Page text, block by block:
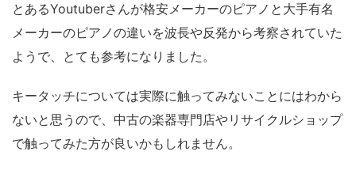
とあるYoutuberさんが格安メーカーのピアノと大手有名
メーカーのピアノの違いを波長や反発から考察されていた
ようで、とても参考になりました。
キータッチについては実際に触ってみないことにはわから
ないと思うので、中古の楽器専門店やリサイクルショップ
で触ってみた方が良いかもしれません。